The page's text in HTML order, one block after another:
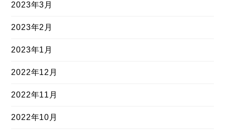
2023年3月
2023年2月
2023年1月
2022年12月
2022年11月
2022年10月